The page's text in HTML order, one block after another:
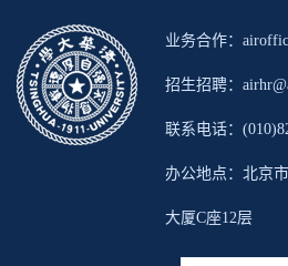
业务合作：
招生招聘：
联系电话：
办公地点：北京
大厦C座12层